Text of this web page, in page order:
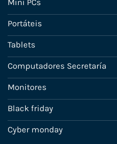
Mini PCs
Portáteis
Tablets
Computadores Secretaría
Monitores
Black friday
Cyber monday